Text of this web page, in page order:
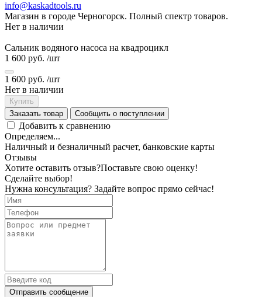
info@kaskadtools.ru
Магазин в городе Черногорск. Полный спектр товаров.
Нет в наличии
Сальник водяного насоса на квадроцикл
1 600 руб. /шт
1 600 руб. /шт
Нет в наличии
Купить
Заказать товар
Сообщить о поступлении
Добавить к сравнению
Определяем...
Наличный и безналичный расчет, банковские карты
Отзывы
Хотите оставить отзыв?Поставьте свою оценку!
Сделайте выбор!
Нужна консультация? Задайте вопрос прямо сейчас!
Отправить сообщение